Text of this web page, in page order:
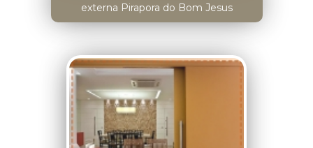
externa Pirapora do Bom Jesus